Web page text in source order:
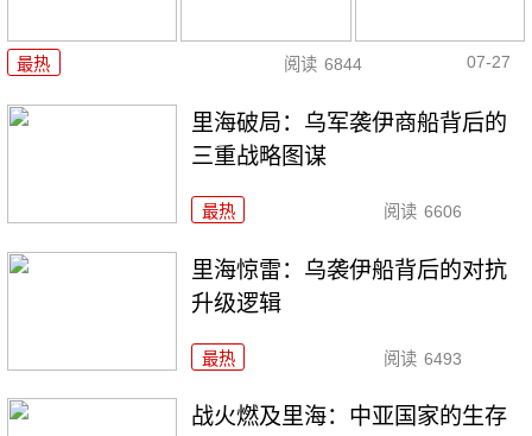
最热 阅读 6844 07-27
里海破局：乌军袭伊商船背后的
三重战略图谋
最热 阅读 6606
里海惊雷：乌袭伊船背后的对抗
升级逻辑
最热 阅读 6493
战火燃及里海：中亚国家的生存